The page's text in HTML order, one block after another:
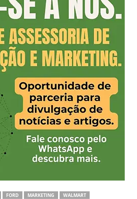
FORD MARKETING WALMART